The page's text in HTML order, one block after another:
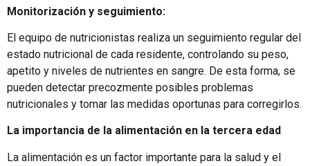
Monitorización y seguimiento:
El equipo de nutricionistas realiza un seguimiento regular del
estado nutricional de cada residente, controlando su peso,
apetito y niveles de nutrientes en sangre. De esta forma, se
pueden detectar precozmente posibles problemas
nutricionales y tomar las medidas oportunas para corregirlos.
La importancia de la alimentación en la tercera edad
La alimentación es un factor importante para la salud y el